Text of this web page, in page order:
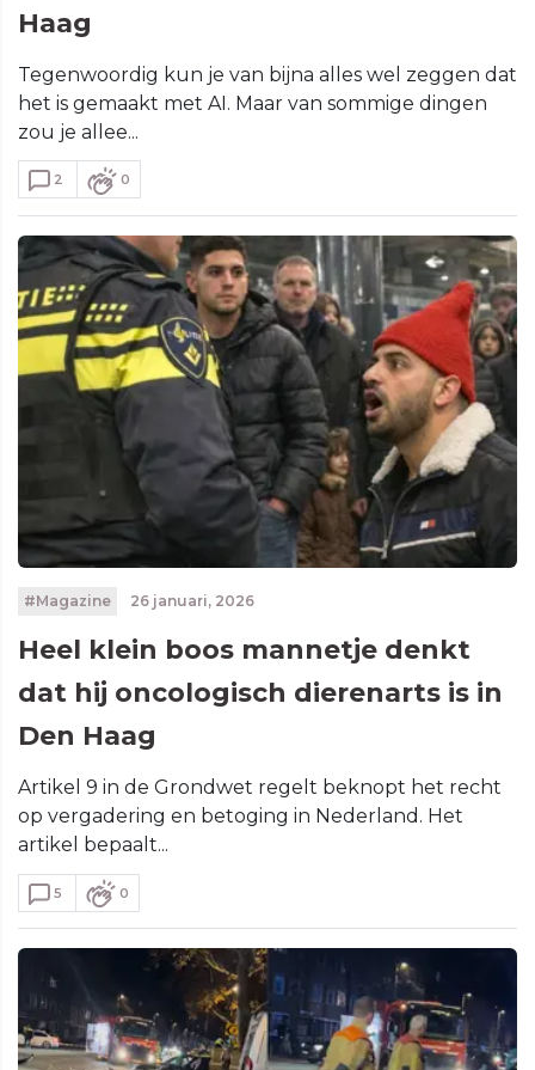
Haag
Tegenwoordig kun je van bijna alles wel zeggen dat
het is gemaakt met AI. Maar van sommige dingen
zou je allee...
2 0
#Magazine 26 januari, 2026
Heel klein boos mannetje denkt
dat hij oncologisch dierenarts is in
Den Haag
Artikel 9 in de Grondwet regelt beknopt het recht
op vergadering en betoging in Nederland. Het
artikel bepaalt...
5 0